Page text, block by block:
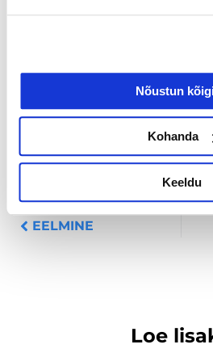
Nõustun
Kohanda
Keeldu
Jaga
EELMINE
Loe